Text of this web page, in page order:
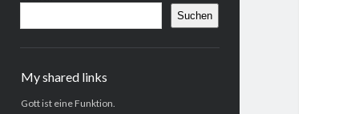
Suchen
My shared links
Gott ist eine Funktion.